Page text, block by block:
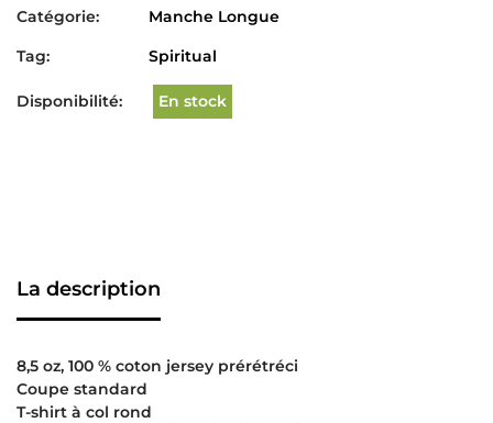
Catégorie:
Manche Longue
Tag:
Spiritual
Disponibilité: En stock
La description
8,5 oz, 100 % coton jersey prérétréci
Coupe standard
T-shirt à col rond